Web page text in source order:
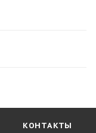
КОНТАКТЫ